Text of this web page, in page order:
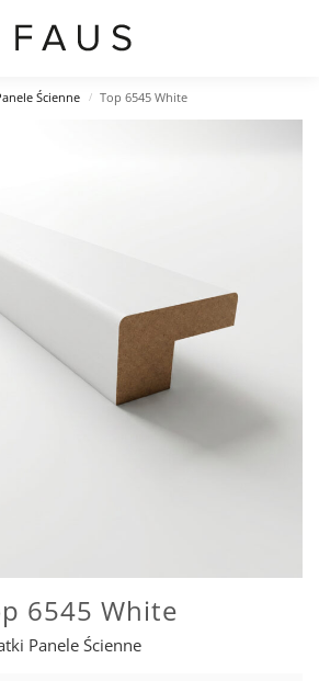
Ścienne / Top 6545 White
6545 White
Panele Ścienne